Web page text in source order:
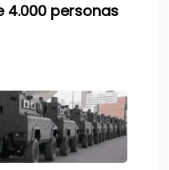
4.000 personas